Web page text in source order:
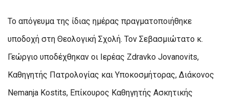
Το απόγευμα της ίδιας ημέρας πραγματοποιήθηκε
υποδοχή στη Θεολογική Σχολή. Τον Σεβασμιώτατο κ.
Γεώργιο υποδέχθηκαν οι Ιερέας Zdravko Jovanovits,
Καθηγητής Πατρολογίας και Υποκοσμήτορας, Διάκονος
Nemanja Kostits, Επίκουρος Καθηγητής Ασκητικής